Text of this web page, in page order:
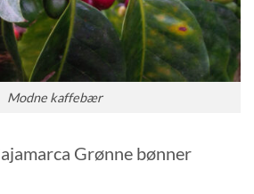
Modne kaffebær
Grønne bønner